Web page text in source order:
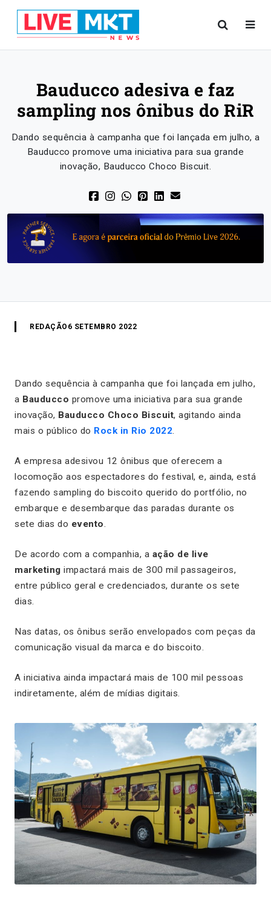
Bauducco adesiva e faz
sampling nos ônibus do RiR
Dando sequência à campanha que foi lançada em julho, a
Bauducco promove uma iniciativa para sua grande
inovação, Bauducco Choco Biscuit.
REDAÇÃO 6 SETEMBRO 2022
Dando sequência à campanha que foi lançada em julho,
a Bauducco promove uma iniciativa para sua grande
inovação, Bauducco Choco Biscuit, agitando ainda
mais o público do Rock in Rio 2022.
A empresa adesivou 12 ônibus que oferecem a
locomoção aos espectadores do festival, e, ainda, está
fazendo sampling do biscoito querido do portfólio, no
embarque e desembarque das paradas durante os
sete dias do evento.
De acordo com a companhia, a ação de live
marketing impactará mais de 300 mil passageiros,
entre público geral e credenciados, durante os sete
dias.
Nas datas, os ônibus serão envelopados com peças da
comunicação visual da marca e do biscoito.
A iniciativa ainda impactará mais de 100 mil pessoas
indiretamente, além de mídias digitais.